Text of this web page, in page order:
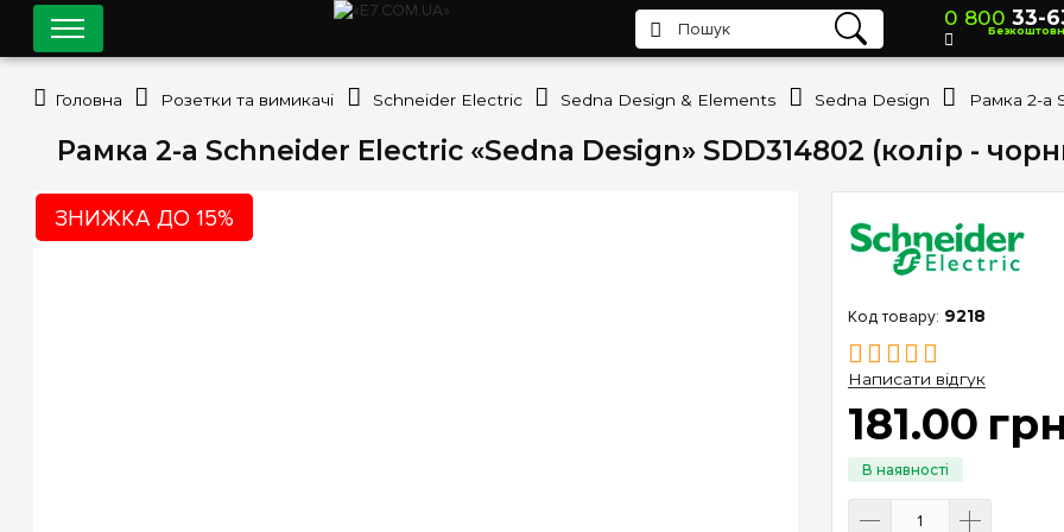
Рамка 2-а Schneider Electric «Sedna Design» SDD314802 (колір -
ЗНИЖКА ДО 15%
9218
Написати відгук
181.00
0 800 33-
Головна Розетки та вимикачі Schneider Electric Sedna Design & Elements Sedna Design